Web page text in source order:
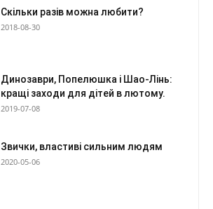
Скільки разів можна любити?
2018-08-30
Динозаври, Попелюшка і Шао-Лінь:
кращі заходи для дітей в лютому.
2019-07-08
Звички, властиві сильним людям
2020-05-06